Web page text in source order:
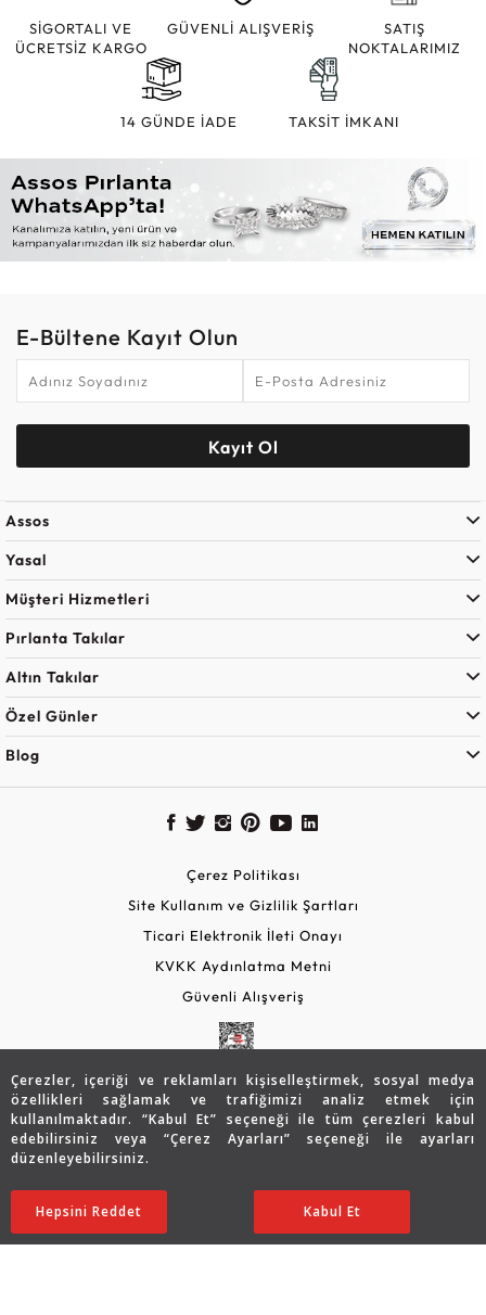
Çerezler, içeriği ve reklamları kişiselleştirmek, sosyal medya
özellikleri sağlamak ve trafiğimizi analiz etmek için
kullanılmaktadır. “Kabul Et” seçeneği ile tüm çerezleri kabul
edebilirsiniz veya “Çerez Ayarları” seçeneği ile ayarları
düzenleyebilirsiniz.
Ayarları Düzenle
Hepsini Reddet Kabul Et
41.442 TL
33.140TL
29.826 TL SATIN ALIN
SİGORTALI VE
ÜCRETSİZ KARGO
GÜVENLİ ALIŞVERİŞ
SATIŞ
NOKTALARIMIZ
14 GÜNDE İADE TAKSİT İMKANI
E-Bültene Kayıt Olun
Kayıt Ol
Assos
Yasal
Müşteri Hizmetleri
Pırlanta Takılar
Altın Takılar
Özel Günler
Blog
Çerez Politikası
Site Kullanım ve Gizlilik Şartları
Ticari Elektronik İleti Onayı
KVKK Aydınlatma Metni
Güvenli Alışveriş
Copyright © 2026 Assos Pırlanta - Bu sitenin tüm hakları